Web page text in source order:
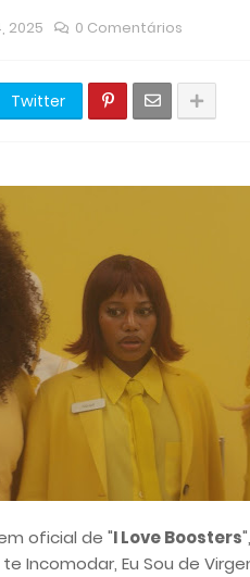
2025 0 Comentários
Twitter
oficial de "I Love Boosters
Incomodar, Eu Sou de